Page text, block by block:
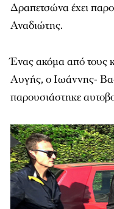
Δραπετσώνα έχει
Αναδιώτης.
Ένας ακόμα από τους
Αυγής, ο Ιωάννης-
παρουσιάστηκε